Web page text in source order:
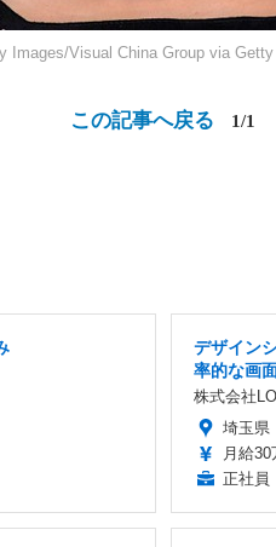
Images/Visual China Group via
この記事へ戻る 1/1
デザイン
率的な画
株式会社
埼玉県
月給
正社員